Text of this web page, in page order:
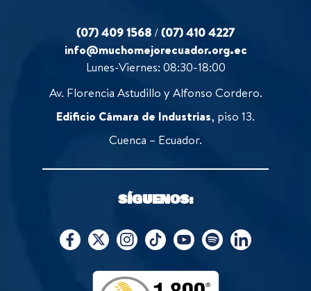
(07) 409 1568 /(07) 410 4227
info@muchomejorecuador.org.ec
Lunes-Viernes: 08:30-18:00
Av. Florencia Astudillo y Alfonso Cordero.
Edificio Cámara de Industrias, piso 13.
Cuenca – Ecuador.
SÍGUENOS: